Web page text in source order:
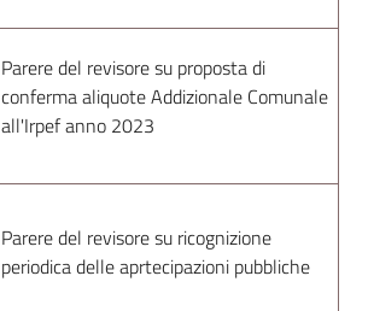
Parere del revisore su proposta di
conferma aliquote Addizionale Comunale
all'Irpef anno 2023
Parere del revisore su ricognizione
periodica delle aprtecipazioni pubbliche